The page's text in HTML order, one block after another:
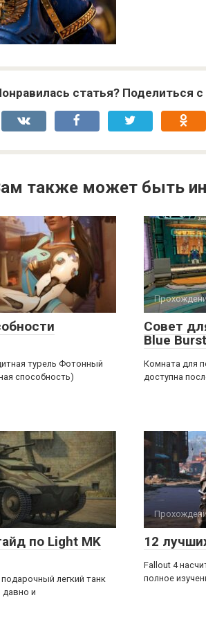
статья? Поделиться
также может быть
турель Фотонный
способность)
Совет
Blue Burst
Комната для
доступна
по Light MK
легкий танк
давно и
12
Fallout 4
полное